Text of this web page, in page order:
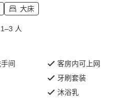
大床
1–3 人
间
客房内可上网
牙刷套装
沐浴乳